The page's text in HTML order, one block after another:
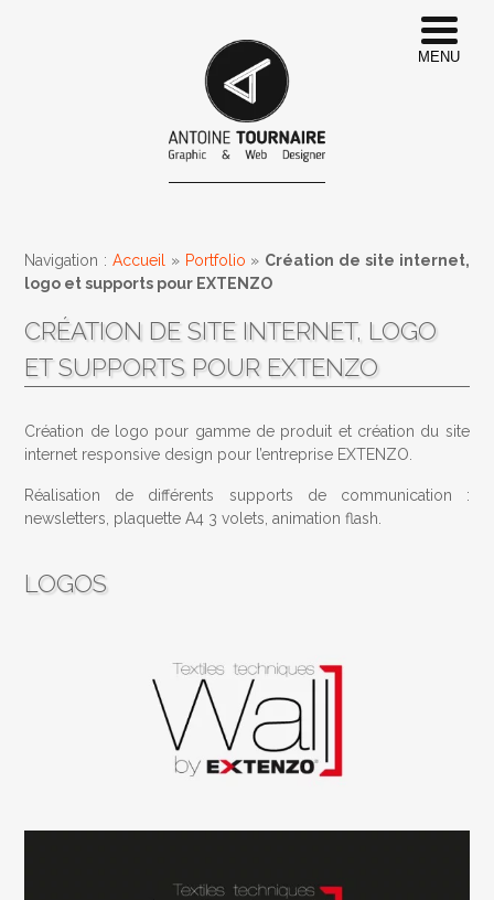
Navigation :Accueil » Portfolio » Création de site internet,
logo et supports pour EXTENZO
CRÉATION DE SITE INTERNET, LOGO
ET SUPPORTS POUR EXTENZO
Création de logo pour gamme de produit et création du site
internet responsive design pour l’entreprise EXTENZO.
Réalisation de différents supports de communication :
newsletters, plaquette A4 3 volets, animation flash.
LOGOS
MENU